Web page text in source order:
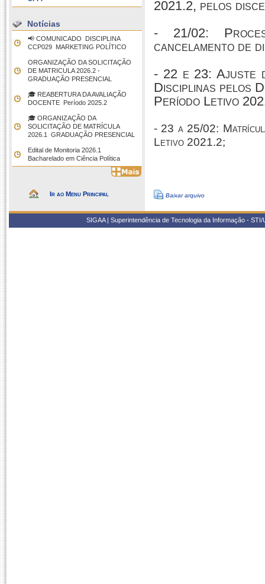
Notícias
📢 COMUNICADO  DISCIPLINA
CCP029  MARKETING POLÍTICO
ORGANIZAÇÃO DA SOLICITAÇÃO
DE MATRICULA 2026.2 -
GRADUAÇÃO PRESENCIAL
🎓 REABERTURA DA AVALIAÇÃO
DOCENTE  Período 2025.2
🎓 ORGANIZAÇÃO DA
SOLICITAÇÃO DE MATRÍCULA
2026.1  GRADUAÇÃO PRESENCIAL
Edital de Monitoria 2026.1 
Bacharelado em Ciência Política
Ir ao Menu Principal
2021.2, pelos
- 21/02:
cancelamento de
- 22 e 23: Ajuste
Disciplinas pelos
Período Letivo
- 23 a 25/02:
Letivo 2021.2;
Baixar arquivo
SIGAA | Superintendência de Tecnologia da Informação -